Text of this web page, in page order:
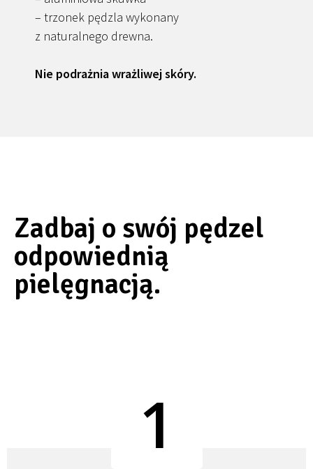
– trzonek pędzla wykonany
z naturalnego drewna.
Nie podrażnia wrażliwej skóry.
Zadbaj o swój pędzel
odpowiednią
pielęgnacją.
1